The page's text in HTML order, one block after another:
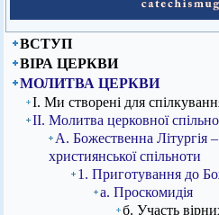
ВСТУП
ВІРА ЦЕРКВИ
МОЛИТВА ЦЕРКВИ
І. Ми створені для
ІІ. Молитва церковної
А. Божественна Літургія
християнської спільноти
1. Приготування до
а. Проскомидія
б. Участь